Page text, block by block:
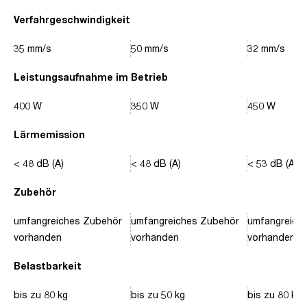
Verfahrgeschwindigkeit
Leistungsaufnahme im Betrieb
Lärmemission
Zubehör
Belastbarkeit
35 mm/s
400 W
< 48 dB (A)
umfangreiches Zubehör
vorhanden
bis zu 80 kg
50 mm/s
350 W
< 48 dB (A)
umfangreiches Zubehör
vorhanden
bis zu 50 kg
32 mm/s
450 W
< 53 dB (A)
vorhanden
bis zu 80 kg